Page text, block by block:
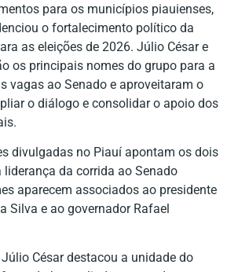
para os municípios piauienses,
o fortalecimento político da
as eleições de 2026. Júlio César e
os principais nomes do grupo para a
vagas ao Senado e aproveitaram o
o diálogo e consolidar o apoio dos
divulgadas no Piauí apontam os dois
liderança da corrida ao Senado
aparecem associados ao presidente
Silva e ao governador Rafael
César destacou a unidade do